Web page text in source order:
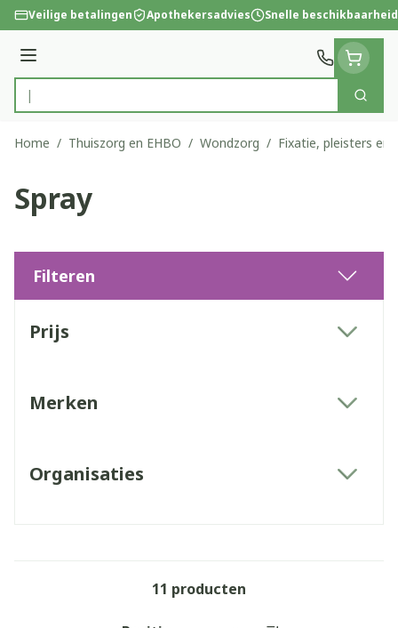
Ga naar de inhoud
Veilige betalingen Apothekersadvies Snelle beschikbaarheid
Menu
Product, merk, categorie...
Zoek
Home / Thuiszorg en EHBO / Wondzorg / Fixatie, pleisters en
Spray
Filteren
Prijs
Merken
Organisaties
11 producten